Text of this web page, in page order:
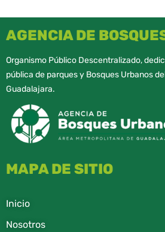
AGENCIA DE
Organismo Público Descentralizado,
pública de parques y Bosques Urbanos
Guadalajara.
MAPA DE SITIO
Inicio
Nosotros